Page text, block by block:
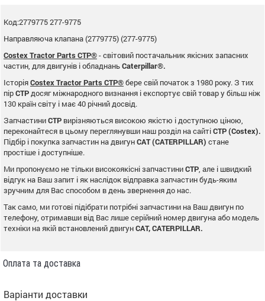
Код:2779775 277-9775
Направляюча клапана (2779775) (277-9775)
Costex Tractor Parts CTP®- світовий постачальник якісних запасних
частин, для двигунів і обладнаньCaterpillar®.
ІсторіяCostex Tractor Parts CTP®бере свій початок з 1980 року. З тих
пірCTP досяг міжнародного визнання і експортує свій товар у більш ніж
130 країн світу і має 40 річний досвід.
ЗапчастиниCTP вирізняються високою якістю і доступною ціною,
переконайтеся в цьому переглянувши наш розділ на сайтіCTP (Costex).
Підбір і покупка запчастин на двигунCAT (CATERPILLAR) стане
простіше і доступніше.
Ми пропонуємо не тільки високоякісні запчастиниCTP , але і швидкий
відгук на Ваш запит і як наслідок відправка запчастин будь-яким
зручним для Вас способом в день звернення до нас.
Так само, ми готові підібрати потрібні запчастини на Ваш двигун по
телефону, отримавши від Вас лише серійний номер двигуна або модель
техніки на якій встановлений двигунCAT, CATERPILLAR.
Оплата та доставка
Варіанти доставки